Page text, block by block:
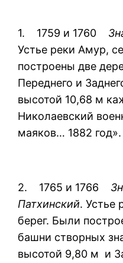
1. 1759 и 1760
Устье реки Амур,
построены две
Переднего и
высотой 10,68 м
Николаевский
маяков… 1882 год».
2. 1765 и 1766
Патхинский. Устье
берег. Были
башни створных
высотой 9,80 м и